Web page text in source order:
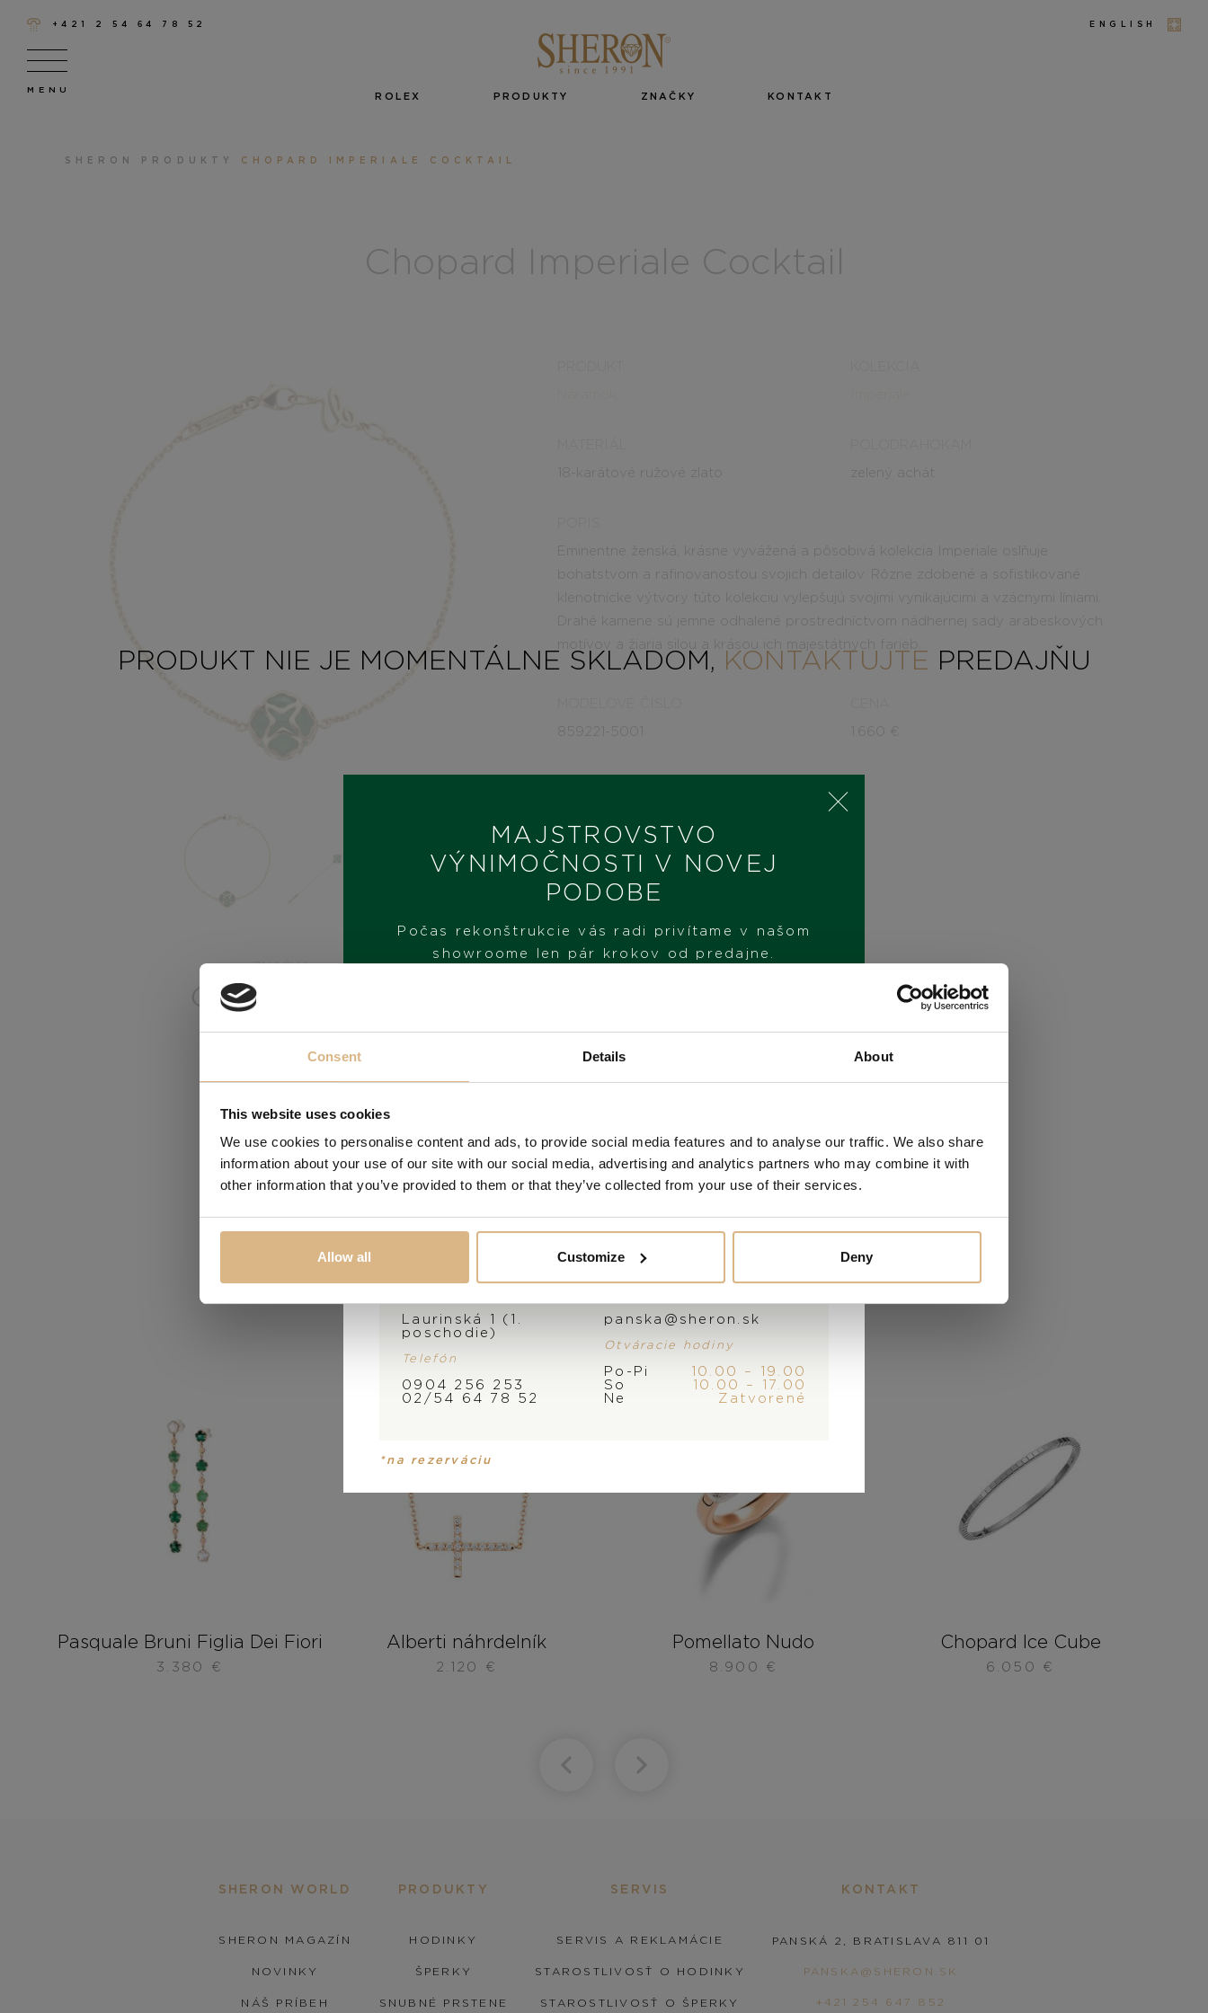
Consent Details About
This website uses cookies
We use cookies to personalise content and ads, to provide social media features and to analyse our traffic. We also share
information about your use of our site with our social media, advertising and analytics partners who may combine it with
other information that you’ve provided to them or that they’ve collected from your use of their services.
Allow all Customize Deny
+421 2 54 64 78 52 ENGLISH
ROLEX PRODUKTY ZNAČKY KONTAKT
SHERON PRODUKTY CHOPARD IMPERIALE COCKTAIL
Chopard Imperiale Cocktail
ZNAČKA
18-karátové ružové zlato
zelený achát
Eminentne ženská, krásne vyvážená a pôsobivá kolekcia Imperiale oslňuje
bohatstvom a rafinovanosťou svojich detailov. Rôzne zdobené a sofistikované
klenotnícke výtvory túto kolekciu vylepšujú svojimi vynikajúcimi a vzácnymi líniami.
Drahé kamene sú jemne odhalené prostredníctvom nádhernej sady arabeskových
motívov a žiaria silou a krásou ich majestátnych farieb.
859221-5001
€
MÁM ZÁUJEM
PRODUKT NIE JE MOMENTÁLNE SKLADOM, KONTAKTUJTE PREDAJŇU
Obľúbené produkty našich zákazníkov
Pasquale Bruni Figlia Dei Fiori
3.380 €
Alberti náhrdelník
2.120 €
Pomellato Nudo
8.900 €
Chopard Ice Cube
6.050 €
SHERON WORLD
SHERON MAGAZÍN
NOVINKY
NÁŠ PRÍBEH
PRODUKTY
HODINKY
ŠPERKY
SNUBNÉ PRSTENE
SERVIS
SERVIS A REKLAMÁCIE
STAROSTLIVOSŤ O HODINKY
STAROSTLIVOSŤ O ŠPERKY
KONTAKT
PANSKÁ 2, BRATISLAVA 811 01
PANSKA@SHERON.SK
+421 254 647 852
MAJSTROVSTVO
VÝNIMOČNOSTI V NOVEJ
PODOBE
Počas rekonštrukcie vás radi privítame v našom
showroome len pár krokov od predajne.
NAVŠTÍVTE NÁŠ SHOWROOM
Laurinská 1 (1.
poschodie)
Telefón
0904 256 253
02/54 64 78 52
panska@sheron.sk
Otváracie hodiny
Po-Pi
10.00 – 19.00
So
10.00 – 17.00
Ne
Zatvorené
*na rezerváciu